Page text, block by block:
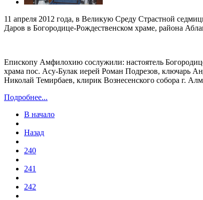
11 апреля 2012 года, в Великую Среду Страстной
Даров в Богородице-Рождественском храме, района
Епископу Амфилохию сослужили: настоятель
храма пос. Асу-Булак иерей Роман Подрезов, ключарь
Николай Темирбаев, клирик Вознесенского собора г.
Подробнее...
В начало
Назад
240
241
242